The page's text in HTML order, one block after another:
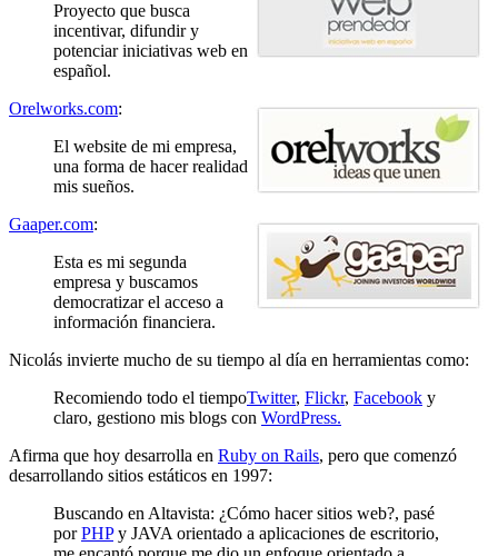
Proyecto que busca
incentivar, difundir y
potenciar iniciativas web en
español.
Orelworks.com:
El website de mi empresa,
una forma de hacer realidad
mis sueños.
Gaaper.com:
Esta es mi segunda
empresa y buscamos
democratizar el acceso a
información financiera.
Nicolás invierte mucho de su tiempo al día en herramientas como:
Recomiendo todo el tiempoTwitter, Flickr, Facebook y
claro, gestiono mis blogs con WordPress.
Afirma que hoy desarrolla en Ruby on Rails, pero que comenzó
desarrollando sitios estáticos en 1997:
Buscando en Altavista: ¿Cómo hacer sitios web?, pasé
porPHPy JAVA orientado a aplicaciones de escritorio,